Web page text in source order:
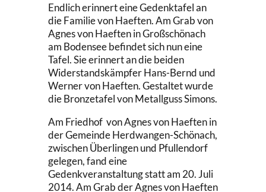
Endlich erinnert eine Gedenktafel an
die Familie von Haeften. Am Grab von
Agnes von Haeften in Großschönach
am Bodensee befindet sich nun eine
Tafel. Sie erinnert an die beiden
Widerstandskämpfer Hans-Bernd und
Werner von Haeften. Gestaltet wurde
die Bronzetafel von Metallguss Simons.
Am Friedhof von Agnes von Haeften in
der Gemeinde Herdwangen-Schönach,
zwischen Überlingen und Pfullendorf
gelegen, fand eine
Gedenkveranstaltung statt am 20. Juli
2014. Am Grab der Agnes von Haeften